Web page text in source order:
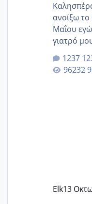
ανοίξω το
Μαΐου εγώ είμαι 9 εβδ σήμερα πήγα
γιατρό
κλείσω
καμιά
Elk13